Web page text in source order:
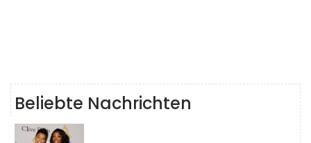
Beliebte Nachrichten